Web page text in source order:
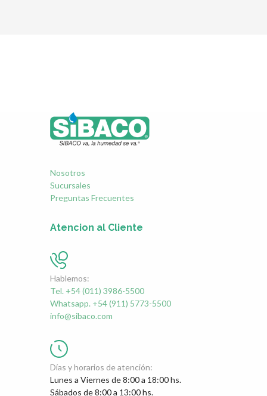
Nosotros
Sucursales
Preguntas Frecuentes
Atencion al Cliente
Hablemos:
Tel. +54 (011) 3986-5500
Whatsapp. +54 (911) 5773-5500
info@sibaco.com
Días y horarios de atención:
Lunes a Viernes de 8:00 a 18:00 hs.
Sábados de 8:00 a 13:00 hs.